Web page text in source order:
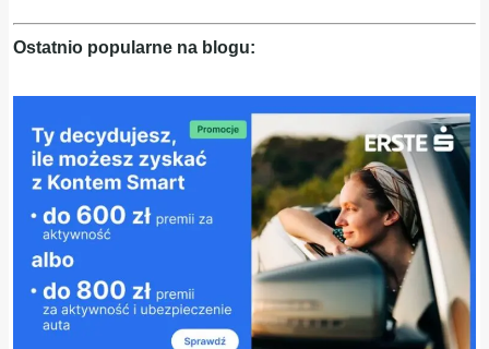
Ostatnio popularne na blogu: